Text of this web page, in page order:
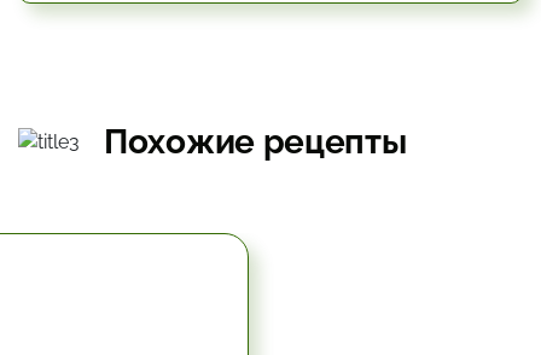
Похожие рецепты